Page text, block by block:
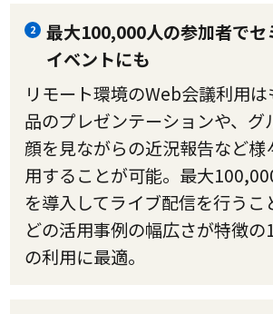
2
最大100,000人の参加者でセ
イベントにも
リモート環境のWeb会議利用
品のプレゼンテーションや、グ
顔を見ながらの近況報告など様
用することが可能。最大
を導入してライブ配信を行うこ
どの活用事例の幅広さが特徴の
の利用に最適。